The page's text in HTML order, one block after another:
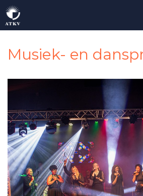
Sluit Aan
Kontak
Musiek- en